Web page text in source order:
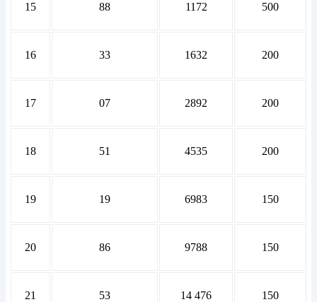
15 88 1172 500
16 33 1632 200
17 07 2892 200
18 51 4535 200
19 19 6983 150
20 86 9788 150
21 53 14 476 150